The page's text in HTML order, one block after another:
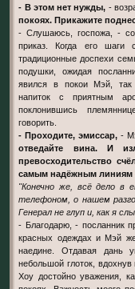
- В этом нет нужды, -
покоях. Прикажите
- Слушаюсь, госпожа, -
приказ. Когда его шаги
традиционные доспехи
подушки, ожидая
явился в покои Мэй, так
напиток с приятным
поклонившись
говорить.
- Проходите, эмиссар, -
отведайте вина. И
превосходительство
самым надёжным линиям
"Конечно же, всё дело в
телефоном, о нашем
Генерал не глуп и, как я
- Благодарю, - посланник
красных одеждах и Мэй
наедине. Отдавая дань
небольшой глоток,
Хоу достойно уважения,